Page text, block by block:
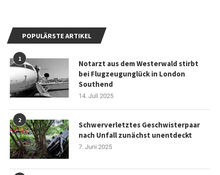
POPULÄRSTE ARTIKEL
1
Notarzt aus dem Westerwald stirbt
bei Flugzeugunglück in London
Southend
14. Juli 2025
2
Schwerverletztes Geschwisterpaar
nach Unfall zunächst unentdeckt
7. Juni 2025